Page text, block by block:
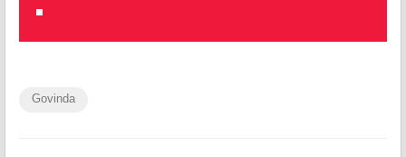
Govinda